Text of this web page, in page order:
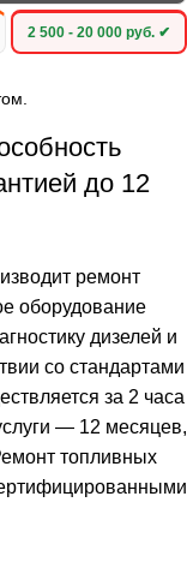
2 500 - 20 000 руб. ✔
до 12
ремонт
оборудование
дизелей и
со стандартами
за 2 часа
— 12 месяцев,
топливных